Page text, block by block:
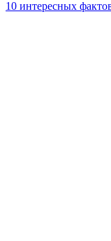
10 интересных